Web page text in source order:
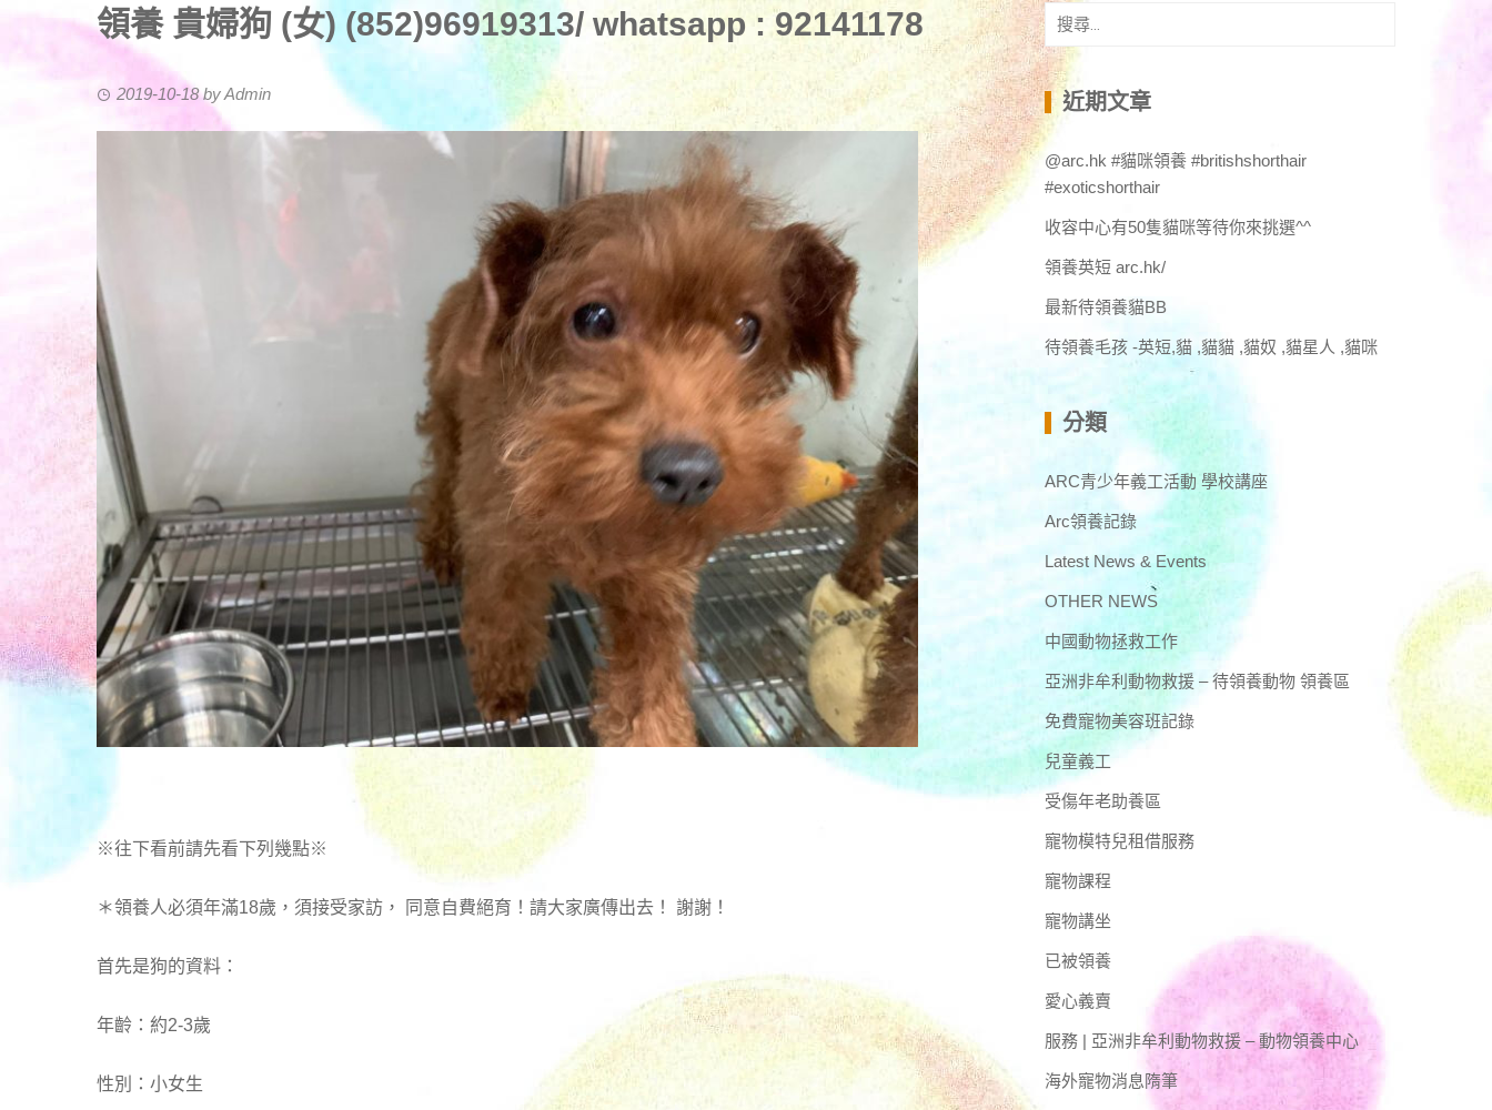
領養 貴婦狗 (女) (852)96919313/ whatsapp : 92141178
2019-10-18byAdmin
※往下看前請先看下列幾點※
＊領養人必須年滿18歲，須接受家訪， 同意自費絕育！請大家廣傳出去！ 謝謝！
首先是狗的資料：
年齡：約2-3歲
性別：小女生
搜
尋
關
鍵
字:
近期文章
@arc.hk #貓咪領養 #britishshorthair
#exoticshorthair
收容中心有50隻貓咪等待你來挑選^^
領養英短 arc.hk/
最新待領養貓BB
待領養毛孩 -英短,貓 ,貓貓 ,貓奴 ,貓星人 ,貓咪
分類
ARC青少年義工活動 學校講座
Arc領養記錄
Latest News & Events
OTHER NEWS
中國動物拯救工作
亞洲非牟利動物救援 – 待領養動物 領養區
免費寵物美容班記錄
兒童義工
受傷年老助養區
寵物模特兒租借服務
寵物課程
寵物講坐
已被領養
愛心義賣
服務 | 亞洲非牟利動物救援 – 動物領養中心
海外寵物消息隋筆